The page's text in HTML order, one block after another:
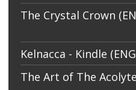
The Crystal Crown
Kelnacca - Kindle
The Art of The